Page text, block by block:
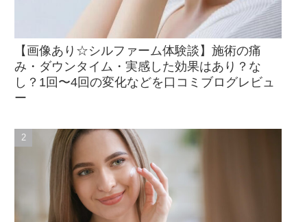
【画像あり☆シルファーム体験談】施術の痛
み・ダウンタイム・実感した効果はあり？な
し？1回〜4回の変化などを口コミブログレビュ
ー